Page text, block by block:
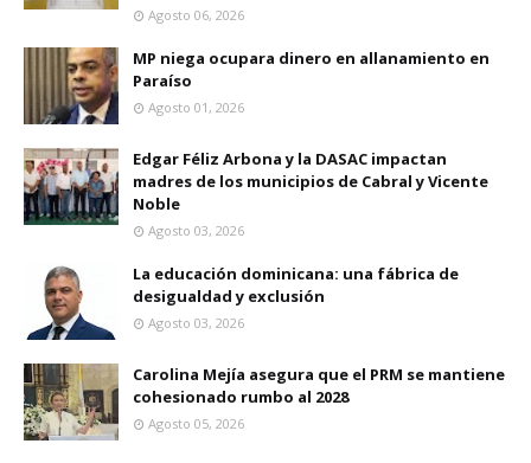
Agosto 06, 2026
MP niega ocupara dinero en allanamiento en
Paraíso
Agosto 01, 2026
Edgar Féliz Arbona y la DASAC impactan
madres de los municipios de Cabral y Vicente
Noble
Agosto 03, 2026
La educación dominicana: una fábrica de
desigualdad y exclusión
Agosto 03, 2026
Carolina Mejía asegura que el PRM se mantiene
cohesionado rumbo al 2028
Agosto 05, 2026